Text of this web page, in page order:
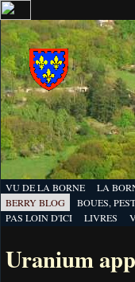
VU DE LA BORNE LA
BERRY BLOG
BOUES,
PAS LOIN D'ICI
LIVRES
Uranium